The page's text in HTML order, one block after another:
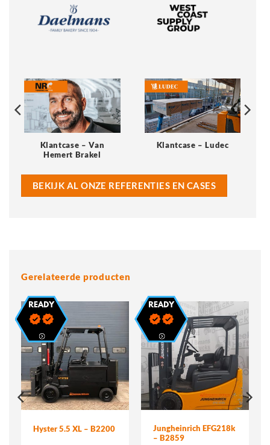
Klantcase – Van
Hemert Brakel
Klantcase – Ludec
BEKIJK AL ONZE REFERENTIES EN CASES
Gerelateerde producten
Hyster 5.5 XL – B2200
Jungheinrich EFG218k
– B2859